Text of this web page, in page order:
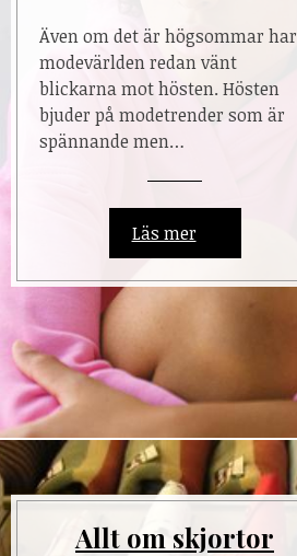
Även om det är högsommar har
modevärlden redan vänt
blickarna mot hösten. Hösten
bjuder på modetrender som är
spännande men…
Läs mer
Allt om skjortor